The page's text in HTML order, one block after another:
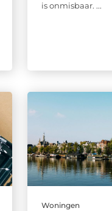
is onmisbaar. ...
Woningen